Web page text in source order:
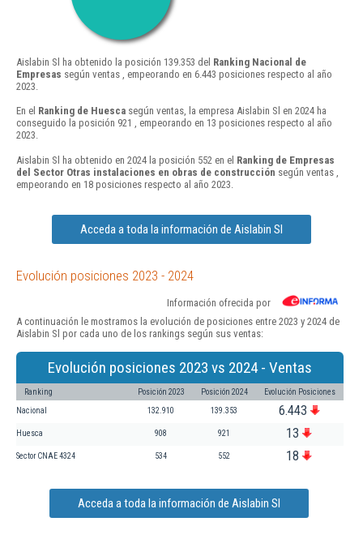
Aislabin Sl ha obtenido la posición 139.353 del Ranking Nacional de
Empresas según ventas , empeorando en 6.443 posiciones respecto al año
2023.
En el Ranking de Huesca según ventas, la empresa Aislabin Sl en 2024 ha
conseguido la posición 921 , empeorando en 13 posiciones respecto al año
2023.
Aislabin Sl ha obtenido en 2024 la posición 552 en el Ranking de Empresas
del Sector Otras instalaciones en obras de construcción según ventas ,
empeorando en 18 posiciones respecto al año 2023.
Acceda a toda la información de Aislabin Sl
Evolución posiciones 2023 - 2024
Información ofrecida por
A continuación le mostramos la evolución de posiciones entre 2023 y 2024 de
Aislabin Sl por cada uno de los rankings según sus ventas:
Evolución posiciones 2023 vs 2024 - Ventas
Ranking Posición 2023 Posición 2024 Evolución Posiciones
Nacional 132.910 139.353 6.443
Huesca 908 921 13
Sector CNAE 4324 534 552 18
Acceda a toda la información de Aislabin Sl